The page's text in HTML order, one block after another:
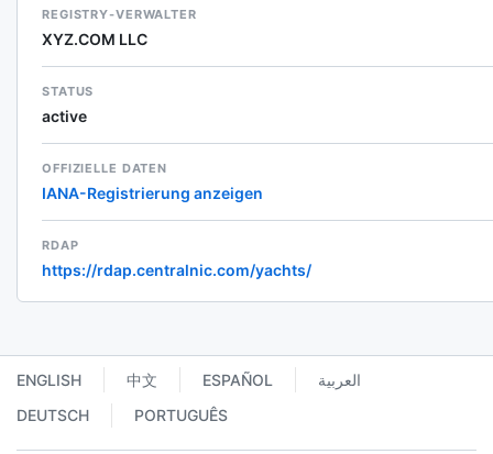
REGISTRY-VERWALTER
XYZ.COM LLC
STATUS
active
OFFIZIELLE DATEN
IANA-Registrierung anzeigen
RDAP
https://rdap.centralnic.com/yachts/
ENGLISH 中文 ESPAÑOL
العربية
DEUTSCH
PORTUGUÊS